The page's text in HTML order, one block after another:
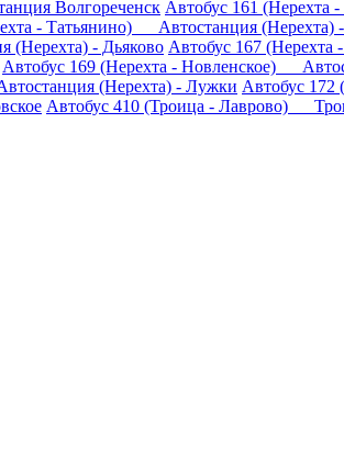
Волгореченск Автобус 161
- Татьянино) Автостанция (Нерехта)
(Нерехта) - Дьяково Автобус 167
Автобус 169 (Нерехта - Новленское)
(Нерехта) - Лужки Автобус
Автобус 410 (Троица - Лаврово)